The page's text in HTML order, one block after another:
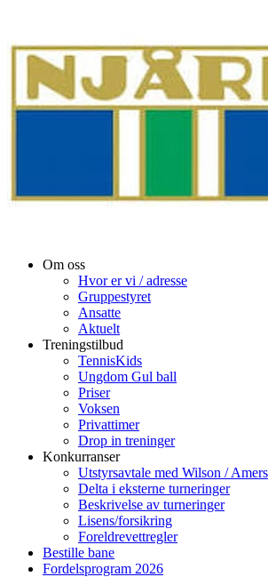
Om oss
Hvor er vi / adresse
Gruppestyret
Ansatte
Aktuelt
Treningstilbud
TennisKids
Ungdom Gul ball
Priser
Voksen
Privattimer
Drop in treninger
Konkurranser
Utstyrsavtale med Wilson /
Delta i eksterne turneringer
Beskrivelse av turneringer
Lisens/forsikring
Foreldrevettregler
Bestille bane
Fordelsprogram 2026